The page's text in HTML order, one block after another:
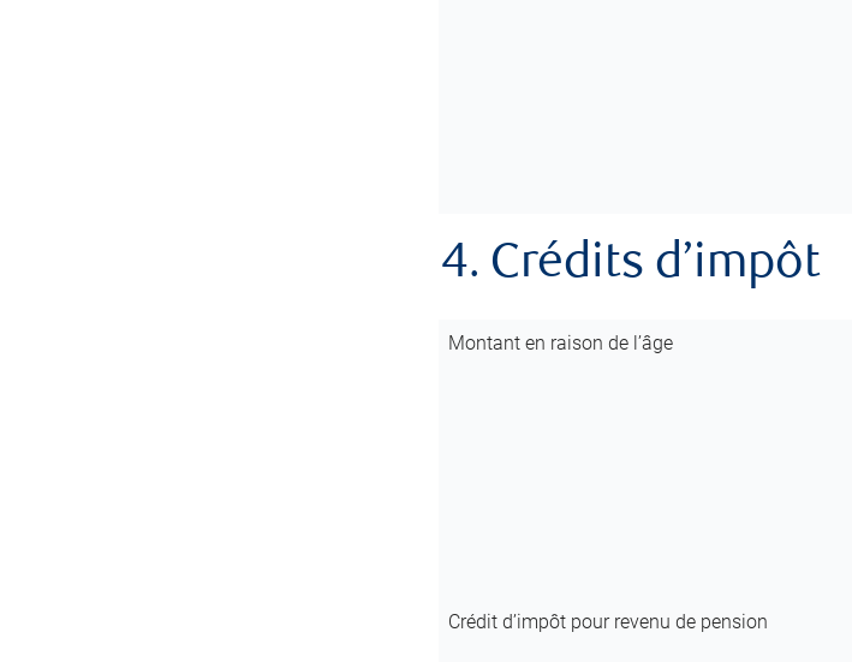
4. Crédits d’impôt
Montant en raison de l’âge
Crédit d’impôt pour revenu de pension